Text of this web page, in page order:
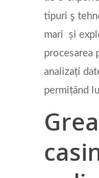
tipuri ş
mari ⁣ și
procesarea
analizați
permițând